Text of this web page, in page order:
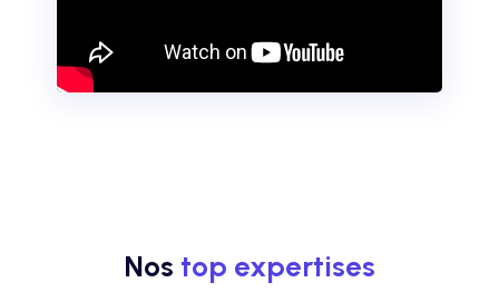
Nos top expertises